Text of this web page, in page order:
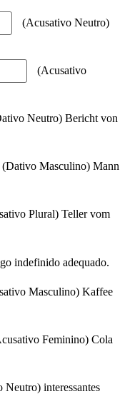
(Acusativo Neutro)
(Acusativo
Neutro) Bericht von
(Dativo Masculino) Mann
Plural) Teller vom
indefinido adequado.
Masculino) Kaffee
Feminino) Cola
Neutro) interessantes